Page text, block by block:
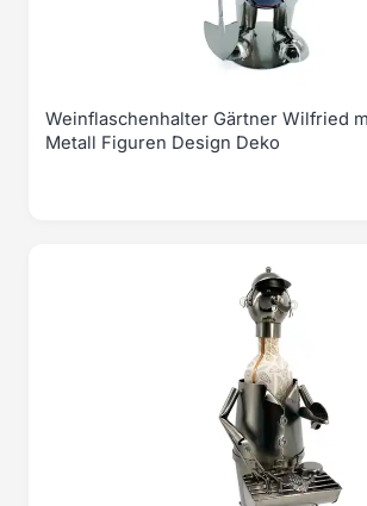
Weinflaschenhalter Gärtner Wilfried
Metall Figuren Design Deko